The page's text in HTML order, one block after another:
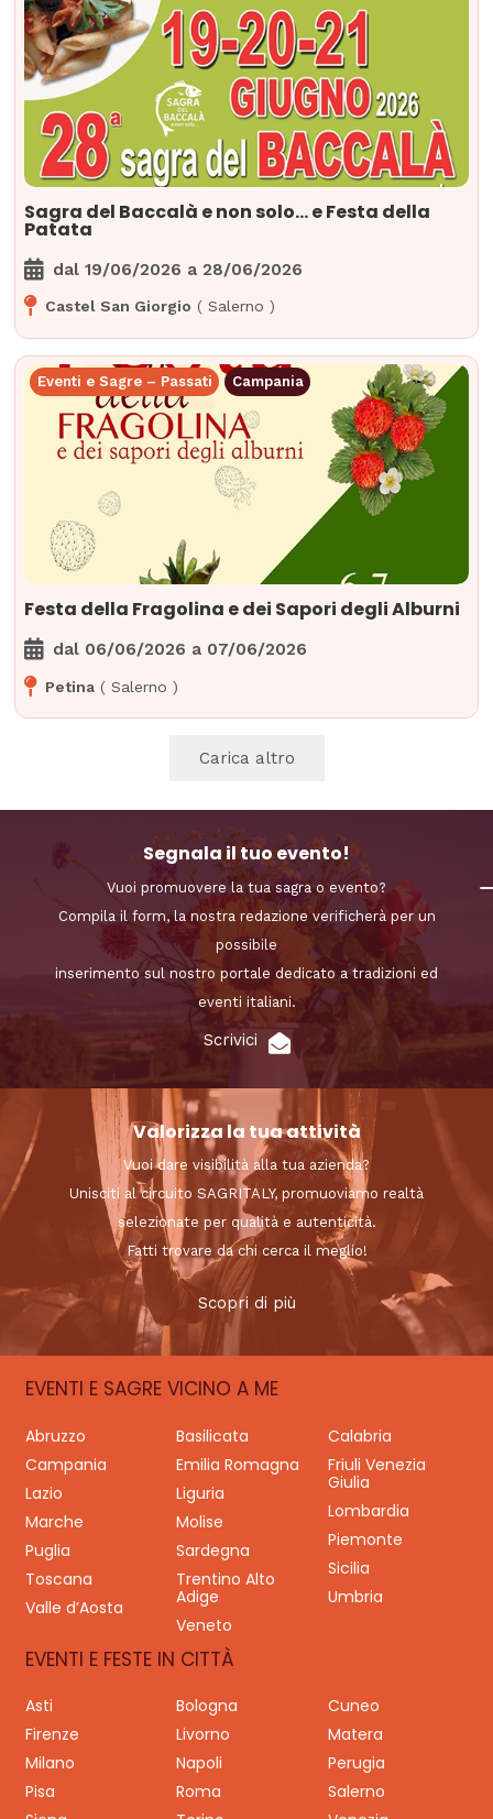
Sagra del Baccalà e non solo… e Festa della
Patata
dal19/06/2026 a 28/06/2026
Castel San Giorgio (Salerno )
Eventi e Sagre – Passati Campania
Festa della Fragolina e dei Sapori degli Alburni
dal 06/06/2026 a 07/06/2026
Petina (Salerno )
Carica altro
Segnala il tuo evento!
Vuoi promuovere la tua sagra o evento?
Compila il form, la nostra redazione verificherà per un
possibile
inserimento sul nostro portale dedicato a tradizioni ed
eventi italiani.
Scrivici
Valorizza la tua attività
Vuoi dare visibilità alla tua azienda?
Unisciti al circuito SAGRITALY, promuoviamo realtà
selezionate per qualità e autenticità.
Fatti trovare da chi cerca il meglio!
Scopri di più
EVENTI E SAGRE VICINO A ME
Abruzzo Basilicata
Calabria
Campania
Emilia Romagna
Friuli Venezia
Giulia
Lazio
Liguria
Lombardia
Marche
Molise
Piemonte
Puglia
Sardegna
Sicilia
Toscana
Trentino Alto
Adige
Umbria
Valle d’Aosta
Veneto
EVENTI E FESTE IN CITTÀ
Asti Bologna
Cuneo
Firenze
Livorno
Matera
Milano
Napoli
Perugia
Pisa
Roma
Salerno